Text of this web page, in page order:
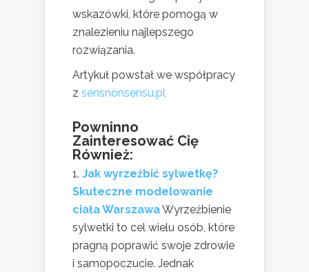
wskazówki, które pomogą w
znalezieniu najlepszego
rozwiązania.
Artykuł powstał we współpracy
z sensnonsensu.pl
Powninno
Zainteresować Cię
Również:
Jak wyrzeźbić sylwetkę?
Skuteczne modelowanie
ciała WarszawaWyrzeźbienie
sylwetki to cel wielu osób, które
pragną poprawić swoje zdrowie
i samopoczucie. Jednak